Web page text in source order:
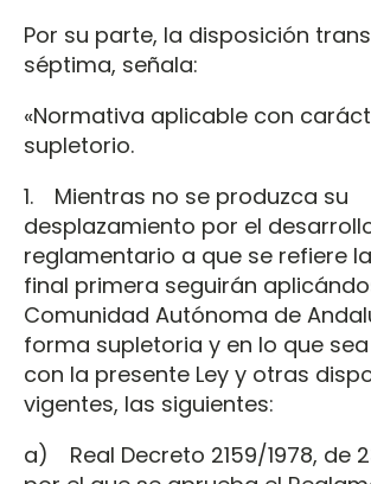
Por su parte, la disposición
séptima, señala:
«Normativa aplicable con
supletorio.
1. Mientras no se produzca su
desplazamiento por el
reglamentario a que se refiere
final primera seguirán
Comunidad Autónoma de
forma supletoria y en lo que
con la presente Ley y otras
vigentes, las siguientes:
a) Real Decreto 2159/1978, de